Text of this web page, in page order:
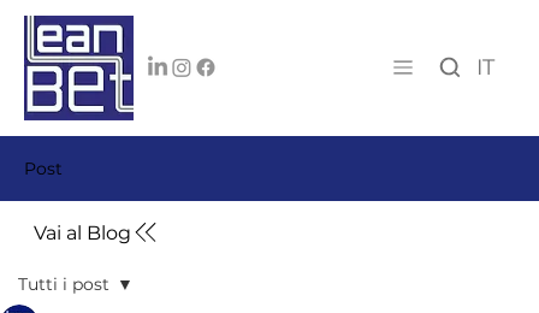
IT
Post
Vai al Blog
Tutti i post